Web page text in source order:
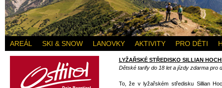
LYŽAŘSKÉ STŘEDISKO SILLIAN
Dětské tarify do 18 let a jízdy zdarma pro
To, že v lyžařském středisku Sillian
AREÁL SKI & SNOW LANOVKY AKTIVITY PRO DĚTI